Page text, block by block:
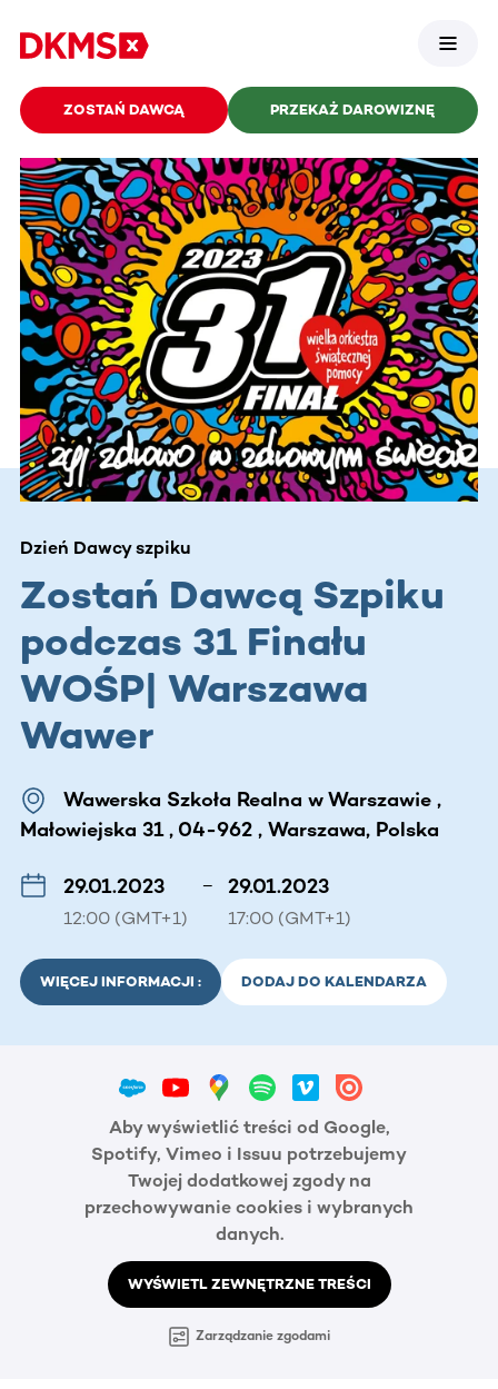
ZOSTAŃ DAWCĄ PRZEKAŻ DAROWIZNĘ
Dzień Dawcy szpiku
Zostań Dawcą Szpiku
podczas 31 Finału
WOŚP| Warszawa
Wawer
Wawerska Szkoła Realna w Warszawie ,
Małowiejska 31 , 04-962 , Warszawa, Polska
29.01.2023
12:00 (GMT+1)
– 29.01.2023
17:00 (GMT+1)
WIĘCEJ INFORMACJI : DODAJ DO KALENDARZA
Aby wyświetlić treści od Google,
Spotify, Vimeo i Issuu potrzebujemy
Twojej dodatkowej zgody na
przechowywanie cookies i wybranych
danych.
WYŚWIETL ZEWNĘTRZNE TREŚCI
Zarządzanie zgodami